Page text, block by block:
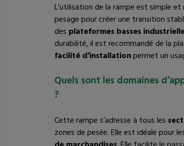
L’utilisation de la rampe est simple
pesage pour créer une transition
des plateformes basses
durabilité, il est recommandé de la
facilité d’installationpermet un
Quels sont les domaines
?
Cette rampe s’adresse à tous les
zones de pesée. Elle est idéale pour